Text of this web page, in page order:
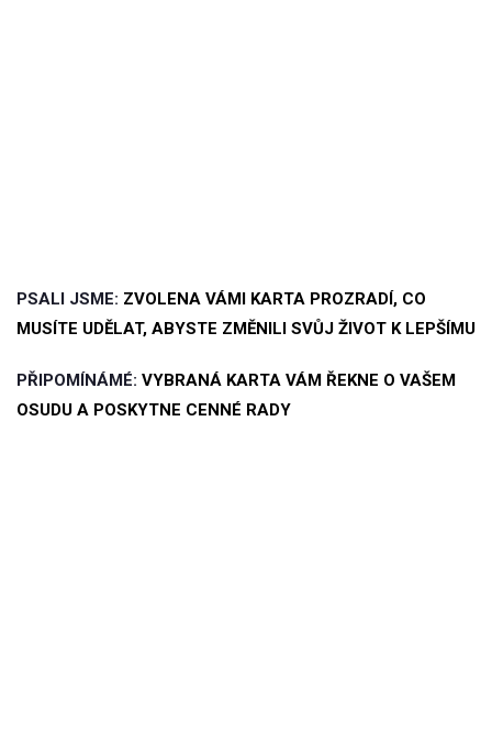
PSALI JSME: ZVOLENA VÁMI KARTA PROZRADÍ, CO
MUSÍTE UDĚLAT, ABYSTE ZMĚNILI SVŮJ ŽIVOT K LEPŠÍMU
PŘIPOMÍNÁMÉ: VYBRANÁ KARTA VÁM ŘEKNE O VAŠEM
OSUDU A POSKYTNE CENNÉ RADY